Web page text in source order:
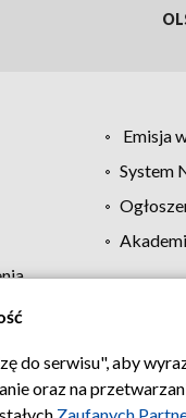
Emisja
System
Regulamin
do serwisu", aby
oraz na